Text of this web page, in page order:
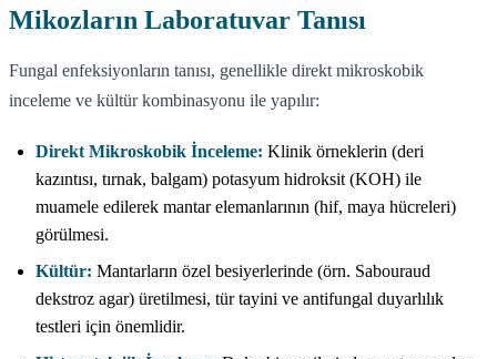
Mikozların Laboratuvar Tanısı
Fungal enfeksiyonların tanısı, genellikle direkt mikroskobik
inceleme ve kültür kombinasyonu ile yapılır:
Direkt Mikroskobik İnceleme: Klinik örneklerin (deri
kazıntısı, tırnak, balgam) potasyum hidroksit (KOH) ile
muamele edilerek mantar elemanlarının (hif, maya hücreleri)
görülmesi.
Kültür: Mantarların özel besiyerlerinde (örn. Sabouraud
dekstroz agar) üretilmesi, tür tayini ve antifungal duyarlılık
testleri için önemlidir.